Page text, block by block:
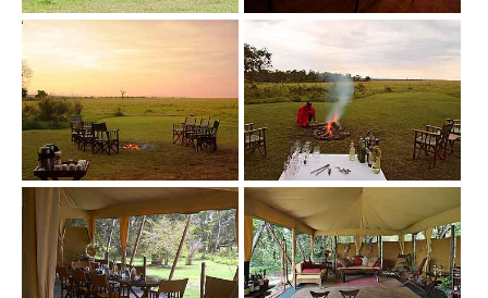
Show larger version Show larger version
Show larger version Show larger version